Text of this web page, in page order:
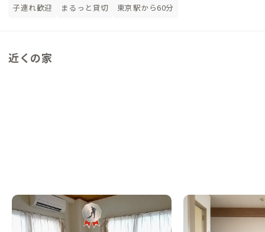
子連れ歓迎 まるっと貸切 東京駅から60分
近くの家
西葛西A邸
東京都 その他
西葛西C邸